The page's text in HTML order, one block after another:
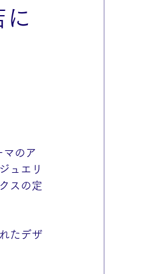
マのア
ュエリ
スの定
たデザ